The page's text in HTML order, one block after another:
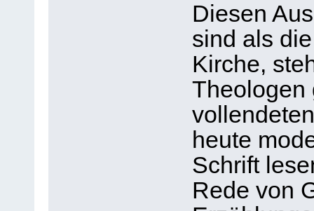
Diesen
sind als
Kirche,
Theologen
heute
Schrift
Rede von